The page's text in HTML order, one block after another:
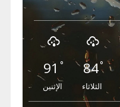
91 °
الإثنين
84°
الثلاثاء